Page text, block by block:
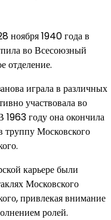
ноября 1940 года в
во Всесоюзный
отделение.
играла в различных
участвовала во
1963 году она окончила
труппу Московского
карьере были
Московского
привлекая внимание
ролей.